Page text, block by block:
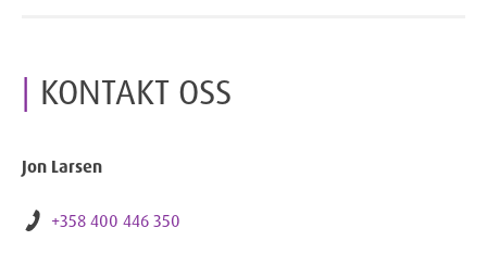
KONTAKT OSS
Jon Larsen
+358 400 446 350